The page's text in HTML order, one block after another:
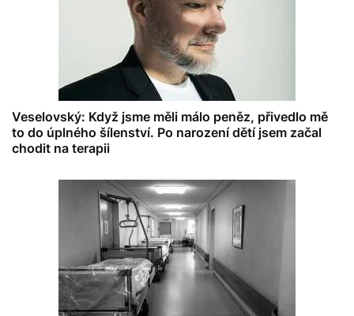
Veselovský: Když jsme měli málo peněz, přivedlo mě
to do úplného šílenství. Po narození dětí jsem začal
chodit na terapii